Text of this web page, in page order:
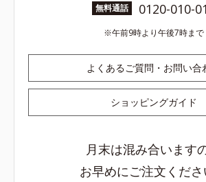
無料通話 0120-010-
午前9時より午後7時まで
よくあるご質問・お問い合
ショッピングガイド
月末は混み合います
お早めにご注文くださ